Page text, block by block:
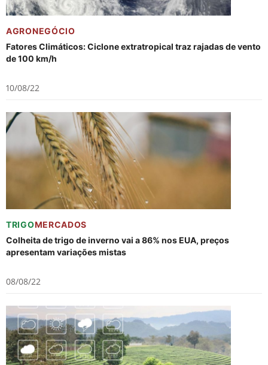
AGRONEGÓCIO
Fatores Climáticos: Ciclone extratropical traz rajadas de vento
de 100 km/h
10/08/22
TRIGOMERCADOS
Colheita de trigo de inverno vai a 86% nos EUA, preços
apresentam variações mistas
08/08/22